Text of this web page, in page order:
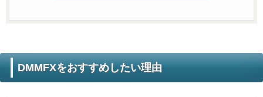
DMMFXをおすすめしたい理由